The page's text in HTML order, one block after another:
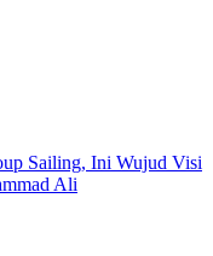
Sailing, Ini Wujud Visi
Ali